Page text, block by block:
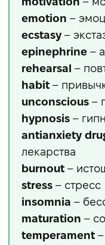
emotion –
ecstasy–
epinephrine –
rehearsal –
habit –
unconscious –
hypnosis –
antianxiety
лекарства
burnout –
stress – стресс
insomnia –
maturation –
temperament